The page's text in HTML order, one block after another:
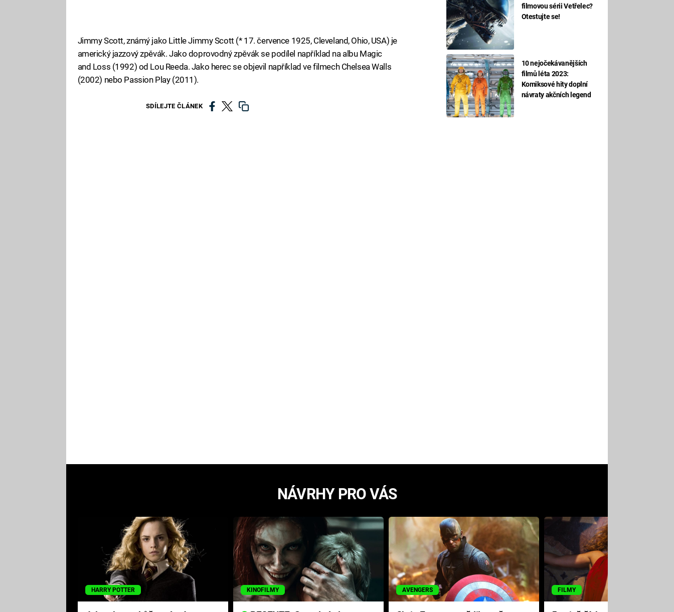
filmovou sérii Vetřelec?
Otestujte se!
10 nejočekávanějších
filmů léta 2023:
Komiksové hity doplní
návraty akčních legend
Jimmy Scott, známý jako Little Jimmy Scott (* 17. července 1925, Cleveland, Ohio, USA) je
americký jazzový zpěvák. Jako doprovodný zpěvák se podílel například na albu Magic
and Loss (1992) od Lou Reeda. Jako herec se objevil například ve filmech Chelsea Walls
(2002) nebo Passion Play (2011).
SDÍLEJTE ČLÁNEK
NÁVRHY PRO VÁS
HARRY POTTER KINOFILMY AVENGERS FILMY